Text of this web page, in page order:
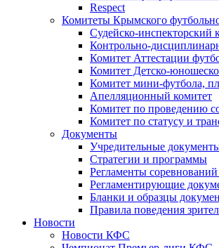
Respect
Комитеты Крымского
Судейско-инспекторский
Контрольно-
Комитет Аттестации
Комитет Детско-
Комитет мини-футбола,
Апелляционный комитет
Комитет по проведению
Комитет по статусу и
Документы
Учредительные
Стратегии и программы
Регламенты
Регламентирующие
Бланки и образцы
Правила поведения
Новости
Новости КФС